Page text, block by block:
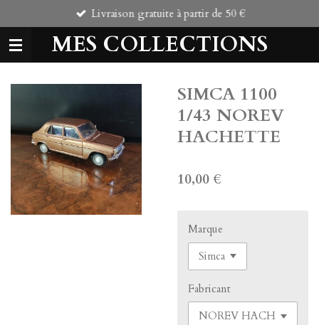
au
contenu
principal
MES COLLECTIONS
Livraison gratuite à partir de 50 €
SIMCA 1100
1/43 NOREV
HACHETTE
10,00 €
Marque
Fabricant